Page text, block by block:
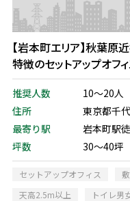
【岩本町エリア】秋葉原
特徴のセットアップオフ
推奨人数
10～20人
住所
東京都千
最寄り駅
岩本町駅
坪数
30～40坪
セットアップオフィス
天高2.5m以上
トイレ男